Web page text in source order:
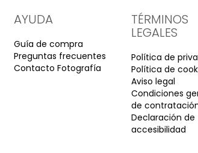
AYUDA
Guía de compra
Preguntas frecuentes
Contacto Fotografía
TÉRMINOS
LEGALES
Política de
Política de
Aviso legal
Condiciones
de
Declaración de
accesibilidad